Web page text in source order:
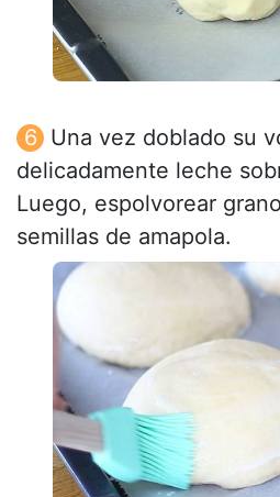
Una vez doblado su
delicadamente leche
Luego, espolvorear
semillas de amapola.